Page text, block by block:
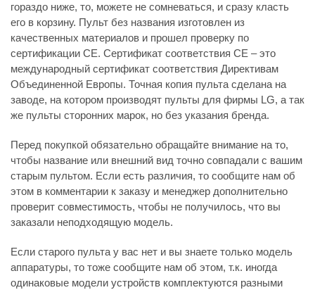
гораздо ниже, то, можете не сомневаться, и сразу класть
его в корзину. Пульт без названия изготовлен из
качественных материалов и прошел проверку по
сертификации CE. Сертификат соответствия СЕ – это
международный сертификат соответствия Директивам
Объединенной Европы. Точная копия пульта сделана на
заводе, на котором производят пульты для фирмы LG, а так
же пульты сторонних марок, но без указания бренда.
Перед покупкой обязательно обращайте внимание на то,
чтобы название или внешний вид точно совпадали с вашим
старым пультом. Если есть различия, то сообщите нам об
этом в комментарии к заказу и менеджер дополнительно
проверит совместимость, чтобы не получилось, что вы
заказали неподходящую модель.
Если старого пульта у вас нет и вы знаете только модель
аппаратуры, то тоже сообщите нам об этом, т.к. иногда
одинаковые модели устройств комплектуются разными